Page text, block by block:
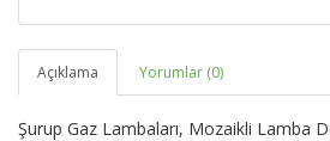
Açıklama Yorumlar (0)
Şurup Gaz Lambaları, Mozaikli Lamba